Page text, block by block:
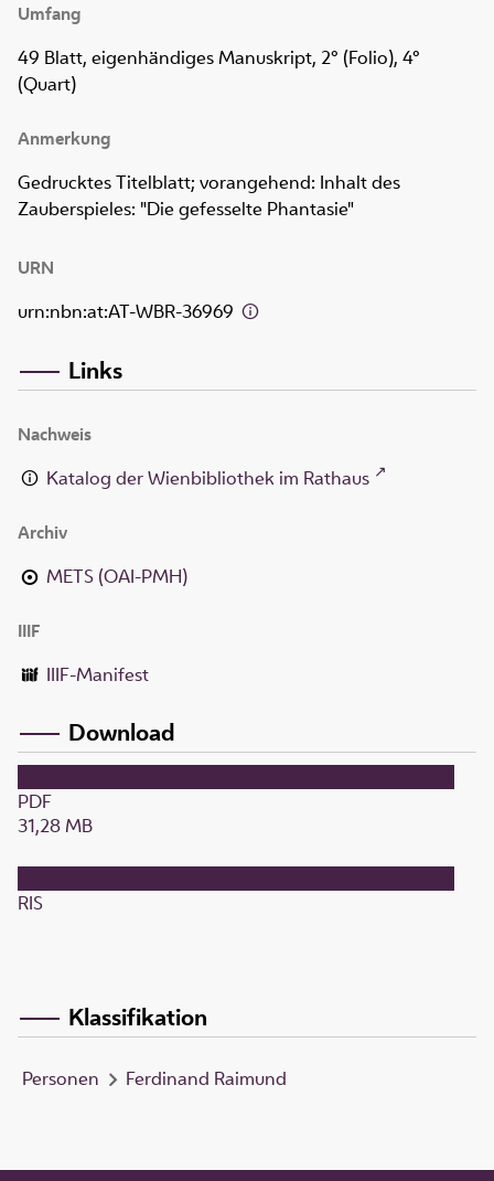
Umfang
49 Blatt, eigenhändiges Manuskript, 2° (Folio), 4°
(Quart)
Anmerkung
Gedrucktes Titelblatt; vorangehend: Inhalt des
Zauberspieles: "Die gefesselte Phantasie"
URN
urn:nbn:at:AT-WBR-36969
Links
Nachweis
Katalog der Wienbibliothek im Rathaus
Archiv
METS (OAI-PMH)
IIIF
IIIF-Manifest
Download
PDF
31,28 MB
RIS
Klassifikation
Personen Ferdinand Raimund